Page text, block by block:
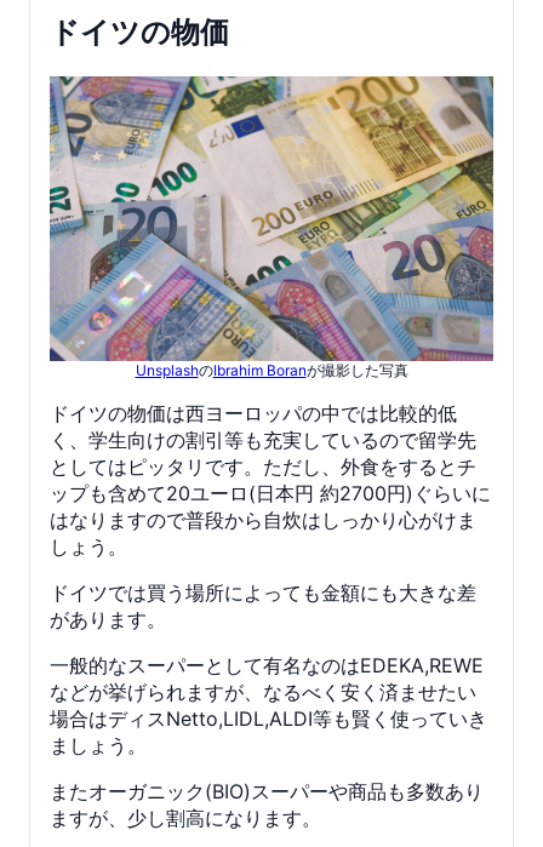
ドイツの物価
UnsplashのIbrahim Boranが撮影した写真
ドイツの物価は西ヨーロッパの中では比較的低
く、学生向けの割引等も充実しているので留学先
としてはピッタリです。ただし、外食をするとチ
ップも含めて20ユーロ(日本円 約2700円)ぐらいに
はなりますので普段から自炊はしっかり心がけま
しょう。
ドイツでは買う場所によっても金額にも大きな差
があります。
一般的なスーパーとして有名なのはEDEKA,REWE
などが挙げられますが、なるべく安く済ませたい
場合はディスNetto,LIDL,ALDI等も賢く使っていき
ましょう。
またオーガニック(BIO)スーパーや商品も多数あり
ますが、少し割高になります。